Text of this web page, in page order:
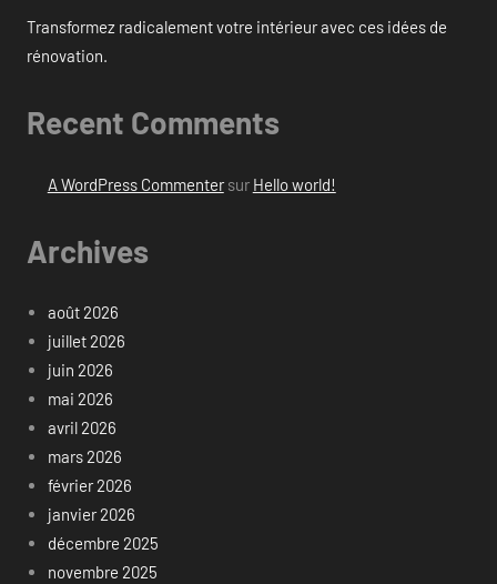
Transformez radicalement votre intérieur avec ces idées de
rénovation.
Recent Comments
A WordPress Commentersur Hello world!
Archives
août 2026
juillet 2026
juin 2026
mai 2026
avril 2026
mars 2026
février 2026
janvier 2026
décembre 2025
novembre 2025